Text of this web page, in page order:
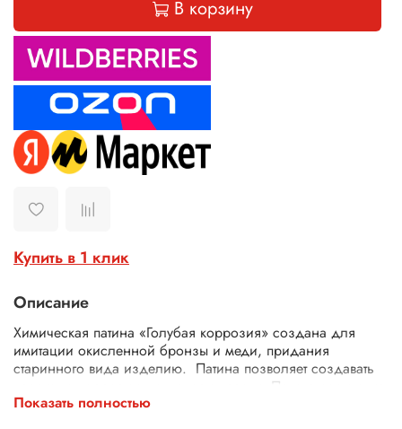
В корзину
Купить в 1 клик
Описание
Химическая патина «Голубая коррозия» создана для
имитации окисленной бронзы и меди, придания
старинного вида изделию. Патина позволяет создавать
красивую коррозию под слоем краски. Патина состоит из
натуральных солей металлов, а также специального
Показать полностью